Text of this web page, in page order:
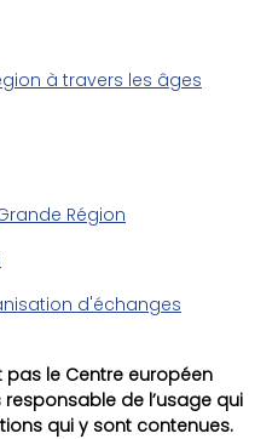
à travers les âges
Région
d'échanges
pas le Centre européen
responsable de l’usage qui
qui y sont contenues.